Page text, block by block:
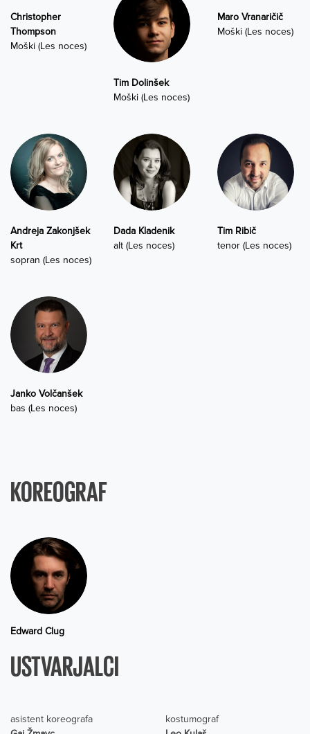
Christopher
Thompson
Moški (Les noces)
Tim Dolinšek
Moški (Les noces)
Maro Vranaričič
Moški (Les noces)
Andreja Zakonjšek
Krt
sopran (Les noces)
Dada Kladenik
alt (Les noces)
Tim Ribič
tenor (Les noces)
Janko Volčanšek
bas (Les noces)
KOREOGRAF
Edward Clug
USTVARJALCI
asistent koreografa
kostumograf